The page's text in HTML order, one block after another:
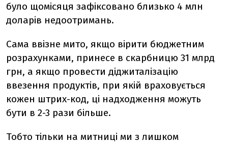
було щомісяця зафіксовано близько 4 млн
доларів недоотримань.
Сама ввізне мито, якщо вірити бюджетним
розрахунками, принесе в скарбницю 31 млрд
грн, а якщо провести діджиталізацію
ввезення продуктів, при якій враховується
кожен штрих-код, ці надходження можуть
бути в 2-3 рази більше.
Тобто тільки на митниці ми з лишком